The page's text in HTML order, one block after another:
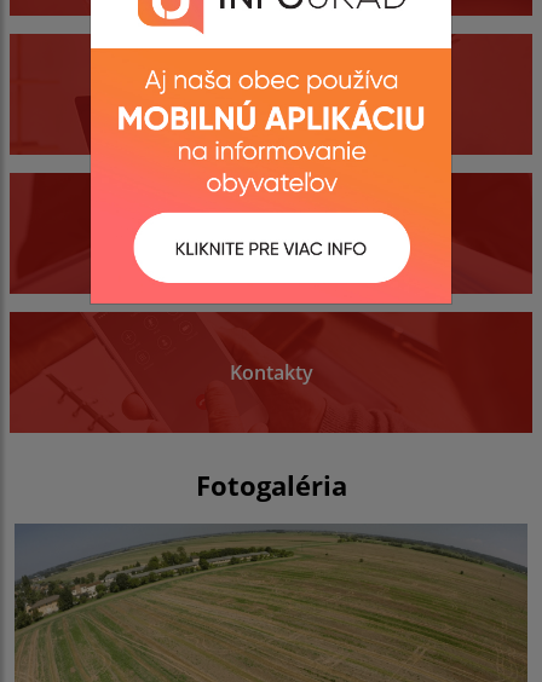
Obecný úrad
Kontakty
Fotogaléria